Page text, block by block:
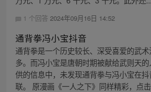
1 个回答 2024年09月16日 14:52
通背拳冯小宝抖音
通背拳是一个历史较长、深受喜爱的武
多。而冯小宝是唐朝时期被献给武则天
供的信息中，未发现通背拳与冯小宝在
联。 原漫画《一人之下》同样精彩，点